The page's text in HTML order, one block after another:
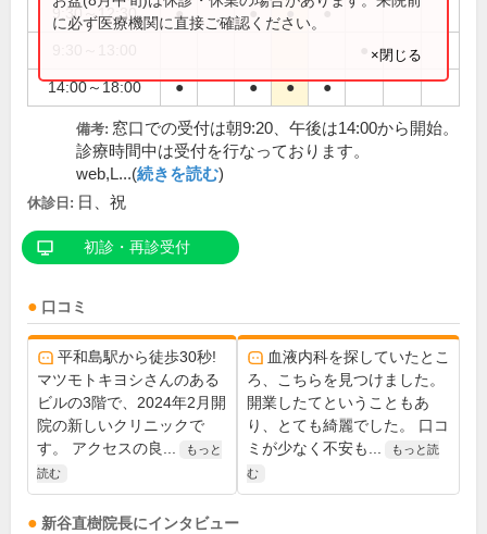
9:30～12:30 ● ● ● ●
14:00～18:00 ● ● ● ●
に必ず医療機関に直接ご確認ください。
×閉じる
備考: 窓口での受付は朝9:20、午後は14:00から開始。
診療時間中は受付を行なっております。
web,L...(続きを読む)
休診日: 日、祝
初診・再診受付
口コミ
平和島駅から徒歩30秒!
マツモトキヨシさんのある
ビルの3階で、2024年2月開
院の新しいクリニックで
す。 アクセスの良...
もっと
読む
血液内科を探していたとこ
ろ、こちらを見つけました。
開業したてということもあ
り、とても綺麗でした。 口コ
ミが少なく不安も...
もっと読
む
新谷直樹院長にインタビュー